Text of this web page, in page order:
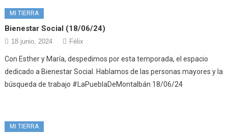
MI TIERRA
Bienestar Social (18/06/24)
18 junio, 2024 Félix
Con Esther y María, despedimos por esta temporada, el espacio
dedicado a Bienestar Social. Hablamos de las personas mayores y la
búsqueda de trabajo #LaPueblaDeMontalbán 18/06/24
MI TIERRA